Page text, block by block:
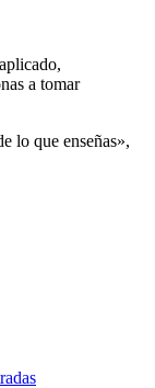
a tomar
lo que enseñas»,